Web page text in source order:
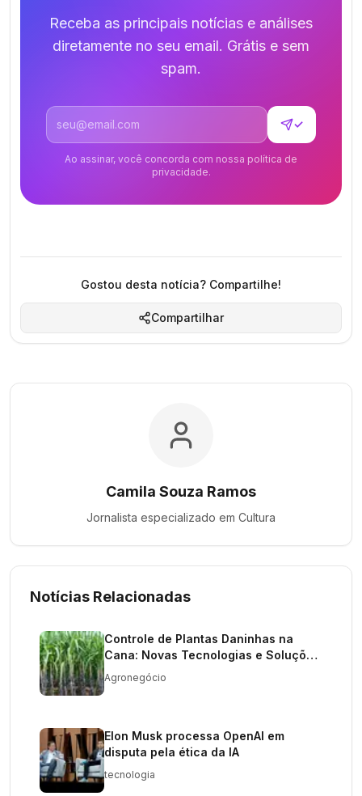
Receba as principais notícias e análises
diretamente no seu email. Grátis e sem
spam.
Endereço de email
✓
Ao assinar, você concorda com nossa política de
privacidade.
Gostou desta notícia? Compartilhe!
Compartilhar
Camila Souza Ramos
Jornalista especializado em Cultura
Notícias Relacionadas
Controle de Plantas Daninhas na
Cana: Novas Tecnologias e Soluções
Sustentáveis
Agronegócio
Elon Musk processa OpenAI em
disputa pela ética da IA
tecnologia